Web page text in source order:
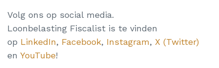
Volg ons op social media.
Loonbelasting Fiscalist is te vinden
op LinkedIn, Facebook, Instagram, X (Twitter)
en YouTube!